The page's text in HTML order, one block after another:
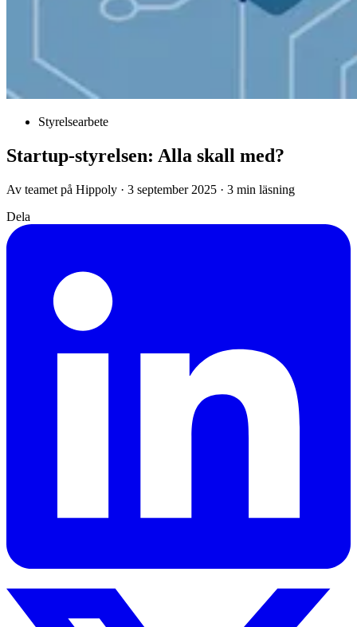
Styrelsearbete
Startup-styrelsen: Alla skall med?
Av teamet på Hippoly · 3 september 2025 · 3 min läsning
Dela